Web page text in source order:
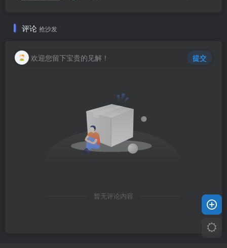
评论 抢沙发
欢迎您留下宝贵的见解！ 提交
暂无评论内容